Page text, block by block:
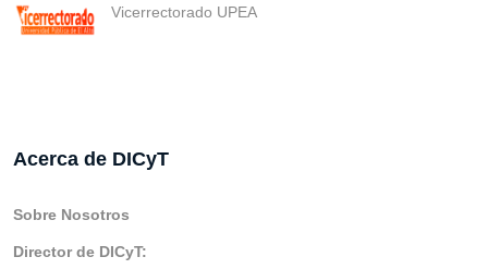
Vicerrectorado UPEA
Acerca de DICyT
Sobre Nosotros
Director de DICyT: